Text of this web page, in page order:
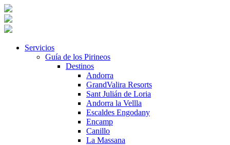
Servicios
Guía de los Pirineos
Destinos
Andorra
GrandValira Resorts
Sant Julián de Loria
Andorra la Vellla
Escaldes Engodany
Encamp
Canillo
La Massana